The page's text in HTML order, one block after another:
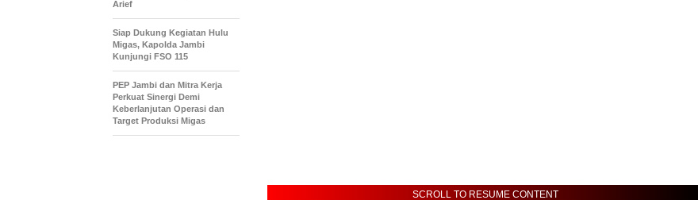
SCROLL TO RESUME CONTENT
Arief
Siap Dukung Kegiatan Hulu
Migas, Kapolda Jambi
Kunjungi FSO 115
PEP Jambi dan Mitra Kerja
Perkuat Sinergi Demi
Keberlanjutan Operasi dan
Target Produksi Migas